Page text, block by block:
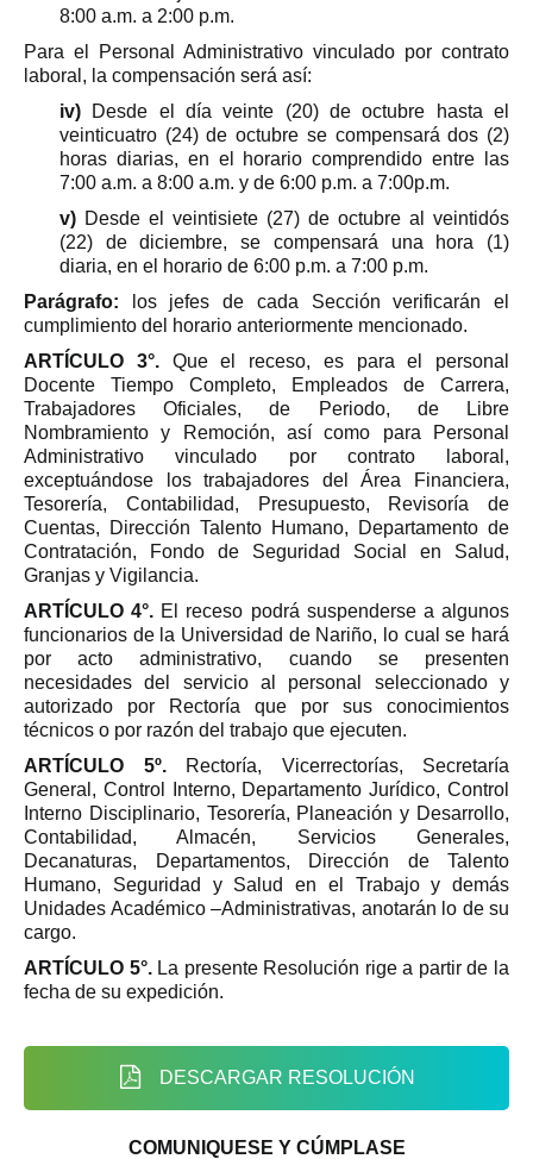
8:00 a.m. a 2:00 p.m.
Para el Personal Administrativo vinculado por contrato
laboral, la compensación será así:
iv) Desde el día veinte (20) de octubre hasta el
veinticuatro (24) de octubre se compensará dos (2)
horas diarias, en el horario comprendido entre las
7:00 a.m. a 8:00 a.m. y de 6:00 p.m. a 7:00p.m.
v) Desde el veintisiete (27) de octubre al veintidós
(22) de diciembre, se compensará una hora (1)
diaria, en el horario de 6:00 p.m. a 7:00 p.m.
Parágrafo: los jefes de cada Sección verificarán el
cumplimiento del horario anteriormente mencionado.
ARTÍCULO 3°.Que el receso, es para el personal
Docente Tiempo Completo, Empleados de Carrera,
Trabajadores Oficiales, de Periodo, de Libre
Nombramiento y Remoción, así como para Personal
Administrativo vinculado por contrato laboral,
exceptuándose los trabajadores del Área Financiera,
Tesorería, Contabilidad, Presupuesto, Revisoría de
Cuentas, Dirección Talento Humano, Departamento de
Contratación, Fondo de Seguridad Social en Salud,
Granjas y Vigilancia.
ARTÍCULO 4°. El receso podrá suspenderse a algunos
funcionarios de la Universidad de Nariño, lo cual se hará
por acto administrativo, cuando se presenten
necesidades del servicio al personal seleccionado y
autorizado por Rectoría que por sus conocimientos
técnicos o por razón del trabajo que ejecuten.
ARTÍCULO 5º.Rectoría, Vicerrectorías, Secretaría
General, Control Interno, Departamento Jurídico, Control
Interno Disciplinario, Tesorería, Planeación y Desarrollo,
Contabilidad, Almacén, Servicios Generales,
Decanaturas, Departamentos, Dirección de Talento
Humano, Seguridad y Salud en el Trabajo y demás
Unidades Académico –Administrativas, anotarán lo de su
cargo.
ARTÍCULO 5°.La presente Resolución rige a partir de la
fecha de su expedición.
DESCARGAR RESOLUCIÓN
COMUNIQUESE Y CÚMPLASE